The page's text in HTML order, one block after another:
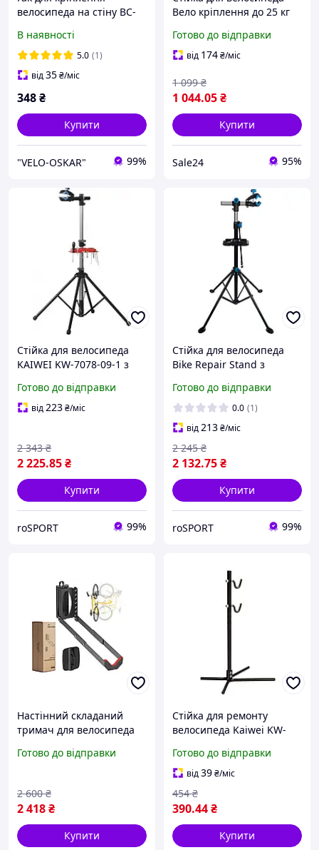
велосипеда на стіну BC-
(FIX-011)
В наявності
5.0 (1)
від35₴/міс
348₴
Купити
"VELO-OSKAR" 99%
Вело кріплення до 25 кг
Розбірна Чорна
Готово до відправки
від 174₴/міс
1 044.05₴
1 099 ₴
Купити
Sale24 95%
Стійка для велосипеда
KAIWEI KW-7078-09-1 з
051)
Готово до відправки
від223₴/міс
2 225.85₴
2 343 ₴
Купити
roSPORT 99%
Стійка для велосипеда
Bike Repair Stand з
Готово до відправки
0.0 (1)
від213₴/міс
2 132.75₴
2 245 ₴
Купити
roSPORT 99%
Настінний складаний
тримач для велосипеда
поворотним механізмом,
зберігання велосипеда на
стіні
Готово до відправки
2 418₴
2 600 ₴
Купити
Стійка для ремонту
велосипеда Kaiwei KW-
Готово до відправки
від39₴/міс
390.44₴
454 ₴
Купити